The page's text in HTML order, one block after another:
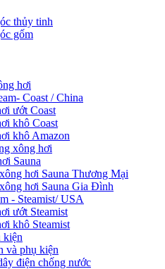
thủy tinh
gốm
hơi
Coast / China
ướt Coast
khô Coast
khô Amazon
xông hơi
Sauna
hơi Sauna Thương Mại
hơi Sauna Gia Đình
- Steamist/ USA
ướt Steamist
khô Steamist
kiện
và phụ kiện
điện chống nước